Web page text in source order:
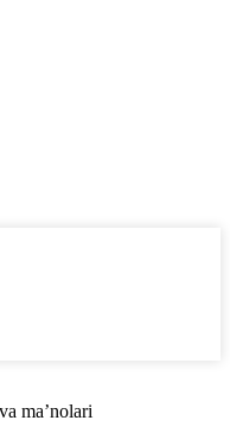
ma’nolari